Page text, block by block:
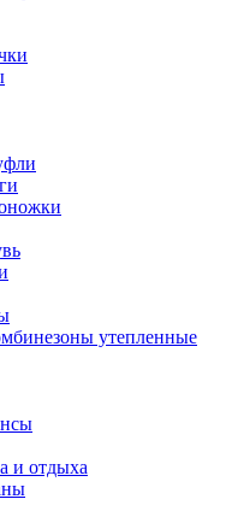
утепленные
и отдыха